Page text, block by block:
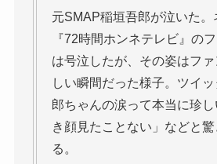
元SMAP稲垣吾郎が泣いた。
『72時間ホンネテレビ』の
は号泣したが、その姿はフ
しい瞬間だった様子。ツイ
郎ちゃんの涙って本当に珍
き顔見たことない」などと
る。